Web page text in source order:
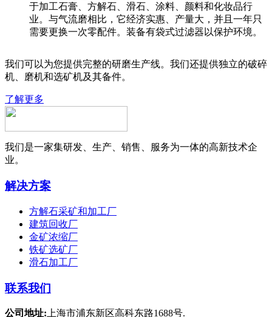
于加工石膏、方解石、滑石、涂料、颜料和化妆品行
业。与气流磨相比，它经济实惠、产量大，并且一年只
需要更换一次零配件。装备有袋式过滤器以保护环境。
我们可以为您提供完整的研磨生产线。我们还提供独立的破碎
机、磨机和选矿机及其备件。
了解更多
我们是一家集研发、生产、销售、服务为一体的高新技术企
业。
解决方案
方解石采矿和加工厂
建筑回收厂
金矿浓缩厂
铁矿选矿厂
滑石加工厂
联系我们
公司地址: 上海市浦东新区高科东路1688号.